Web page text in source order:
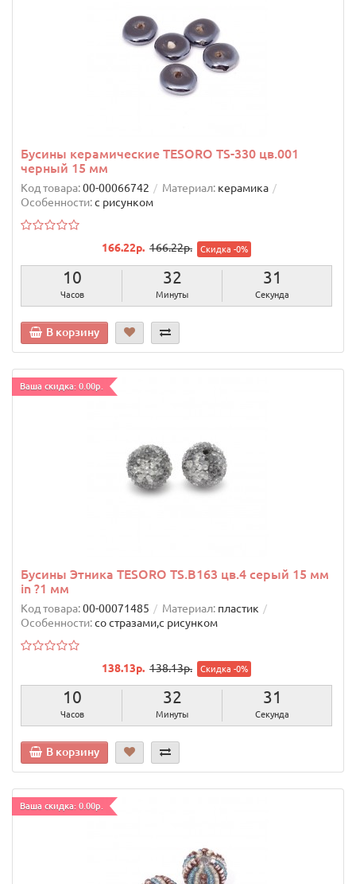
Бусины керамические TESОRO TS-330 цв.001
черный 15 мм
Код товара:00-00066742 Материал: керамика
Особенности:с рисунком
166.22р. 166.22р. Скидка -0%
10
Часов
32
Минуты
30
Секунд
В корзину
Ваша скидка: 0.00р.
Бусины Этника TESORO TS.B163 цв.4 серый 15 мм
in ?1 мм
Код товара:00-00071485 Материал: пластик
Особенности:со стразами,с рисунком
138.13р. 138.13р. Скидка -0%
10
Часов
32
Минуты
30
Секунд
В корзину
Ваша скидка: 0.00р.